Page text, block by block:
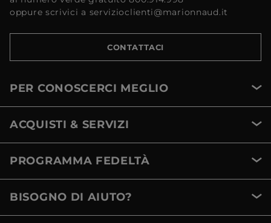
oppure scrivici a servizioclienti@marionnaud.it
CONTATTACI
PER CONOSCERCI MEGLIO
ACQUISTI & SERVIZI
PROGRAMMA FEDELTÀ
BISOGNO DI AIUTO?